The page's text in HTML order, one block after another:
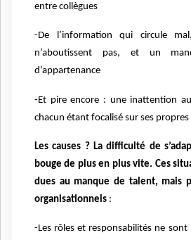
entre collègues
-De l’information qui circule
n’aboutissent pas, et un
d’appartenance
-Et pire encore : une inattention
chacun étant focalisé sur ses
Les causes ? La difficulté de
bouge de plus en plus vite. Ces
dues au manque de talent, mais
organisationnels :
-Les rôles et responsabilités ne sont